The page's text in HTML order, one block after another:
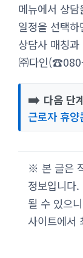
메뉴에서 상
일정을 선택
상담사 매칭
㈜다인
➡️ 다음 단
근로자 휴
※ 본 글은
정보입니다.
될 수 있으
사이트에서